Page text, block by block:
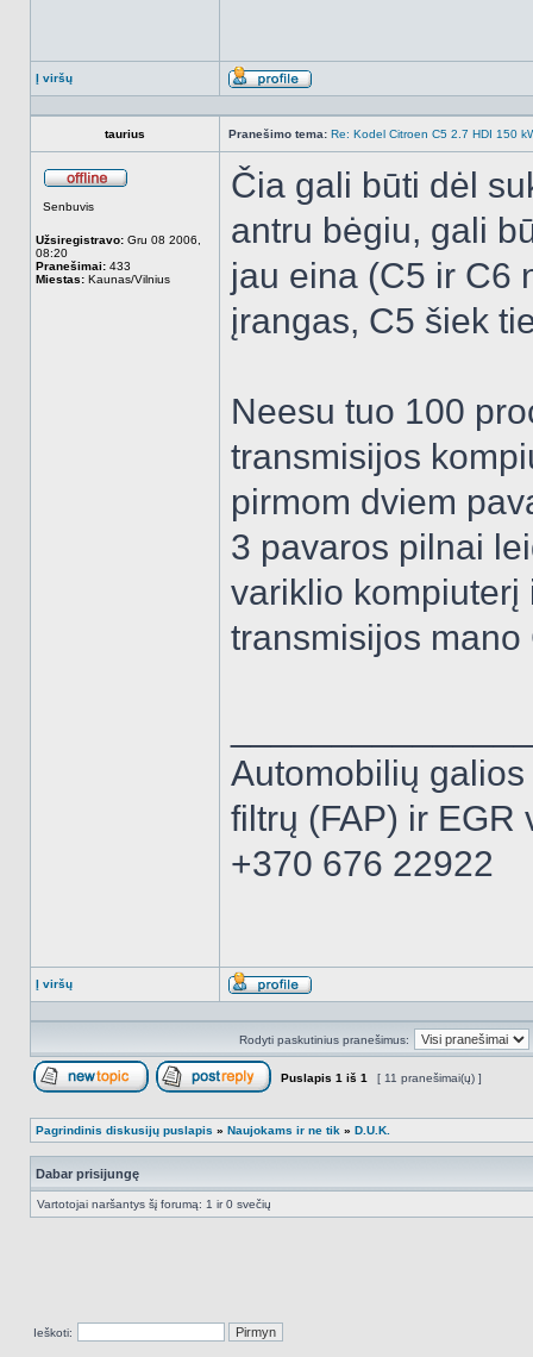
Į viršų
Aprašymas
taurius Pranešimo tema: Re: Kodel Citroen C5 2.7 HDI 150
Senbuvis
Užsiregistravo: Gru 08 2006,
08:20
Pranešimai: 433
Miestas: Kaunas/Vilnius
Čia gali būti dėl
antru bėgiu, gali
jau eina (C5 ir C6
įrangas, C5 šiek
Neesu tuo 100
transmisijos
pirmom dviem
3 pavaros pilnai
variklio
transmisijos
Automobilių
filtrų (FAP) ir EGR
+370 676 22922
Į viršų
Aprašymas
Rodyti paskutinius pranešimus:
Puslapis 1 iš 1 [ 11 pranešimai(ų) ]
Pagrindinis diskusijų puslapis » Naujokams ir ne tik » D.U.K.
Dabar prisijungę
Vartotojai naršantys šį forumą: 1 ir 0 svečių
Ieškoti: